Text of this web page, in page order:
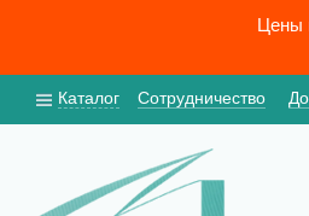
Цены
Каталог Сотрудничество